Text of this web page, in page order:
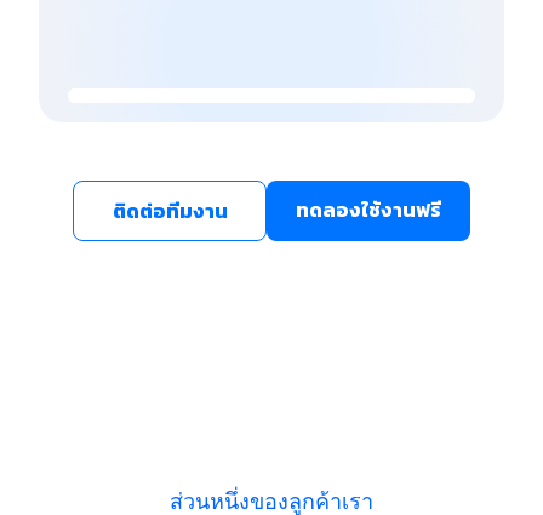
ติดต่อทีมงาน ทดลองใช้งานฟรี
ส่วนหนึ่งของลูกค้าเรา